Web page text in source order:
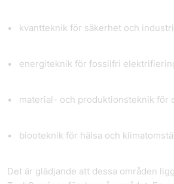
kvantteknik för säkerhet och
energiteknik för fossilfri
material- och produktionsteknik för
biooteknik för hälsa och
Det är glädjande att dessa områden